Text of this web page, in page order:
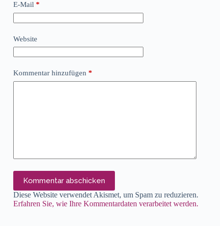
E-Mail*
Website
Kommentar hinzufügen *
Kommentar abschicken
Diese Website verwendet Akismet, um Spam zu reduzieren.
Erfahren Sie, wie Ihre Kommentardaten verarbeitet werden.